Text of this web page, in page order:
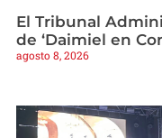
El Tribunal
de ‘Daimiel en
agosto 8, 2026